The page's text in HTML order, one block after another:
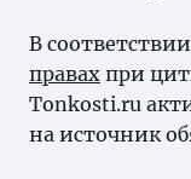
В
правах при
Tonkosti.ru
на источник